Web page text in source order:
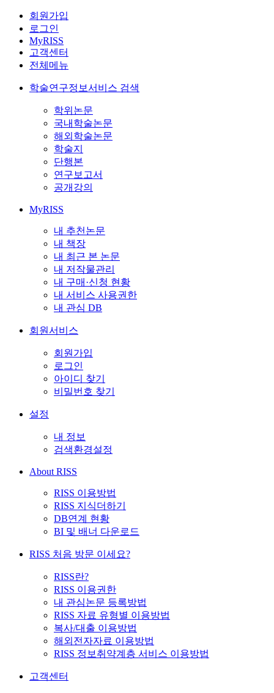
회원가입
로그인
MyRISS
고객센터
전체메뉴
학술연구정보서비스 검색
학위논문
국내학술논문
해외학술논문
학술지
단행본
연구보고서
공개강의
MyRISS
내 추천논문
내 책장
내 최근 본 논문
내 저작물관리
내 구매·신청 현황
내 서비스 사용권한
내 관심 DB
회원서비스
회원가입
로그인
아이디 찾기
비밀번호 찾기
설정
내 정보
검색환경설정
About RISS
RISS 이용방법
RISS 지식더하기
DB연계 현황
BI 및 배너 다운로드
RISS 처음 방문 이세요?
RISS란?
RISS 이용권한
내 관심논문 등록방법
RISS 자료 유형별 이용방법
복사/대출 이용방법
해외전자자료 이용방법
RISS 정보취약계층 서비스 이용방법
고객센터